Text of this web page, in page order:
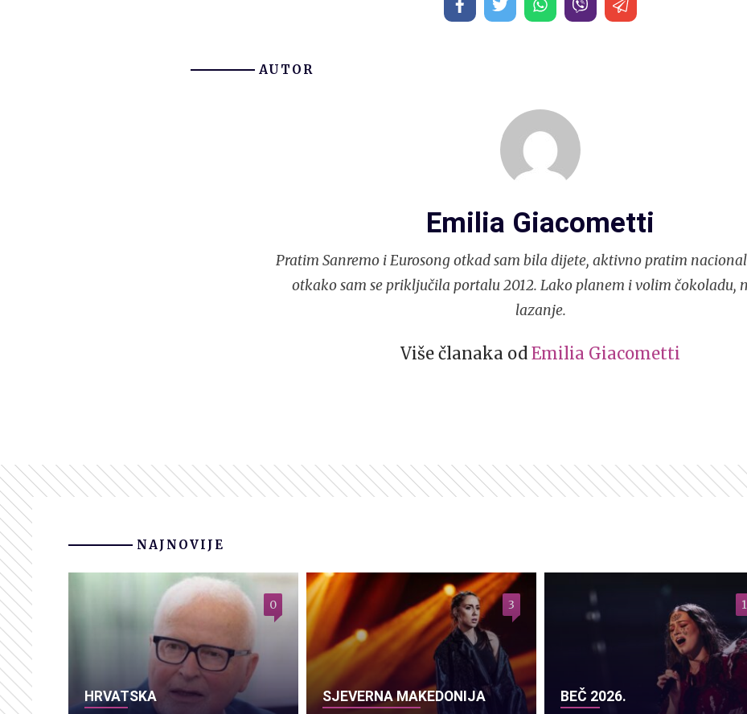
AUTOR
Emilia Giacometti
Pratim Sanremo i Eurosong otkad sam bila dijete, aktivno pratim
otkako sam se priključila portalu 2012. Lako planem i volim čokoladu,
lazanje.
Više članaka od Emilia Giacometti
NAJNOVIJE
HRVATSKA
0
SJEVERNA MAKEDONIJA
3
BEČ 2026.